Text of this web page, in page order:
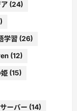
(24)
学習 (26)
(12)
(15)
ーバー (14)